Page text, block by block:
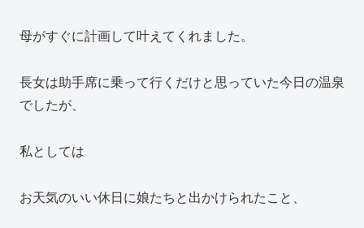
母がすぐに計画して叶えてくれました。
長女は助手席に乗って行くだけと思っていた今日の温泉
でしたが、
私としては
お天気のいい休日に娘たちと出かけられたこと、